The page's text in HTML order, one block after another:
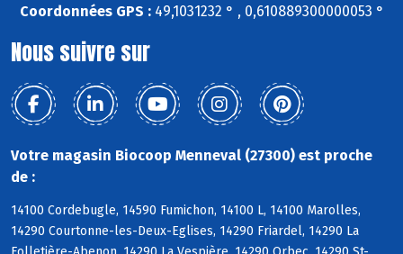
Coordonnées GPS :49,1031232 ° , 0,610889300000053 °
Nous suivre sur
Votre magasin Biocoop Menneval (27300) est proche
de :
14100 Cordebugle, 14590 Fumichon, 14100 L, 14100 Marolles,
14290 Courtonne-les-Deux-Eglises, 14290 Friardel, 14290 La